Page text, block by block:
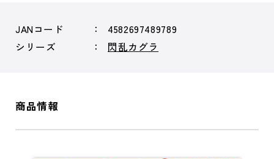
JANコード
4582697489789
シリーズ
閃乱カグラ
商品情報